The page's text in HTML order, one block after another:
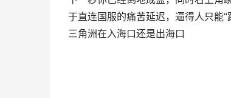
于直连国服的痛苦延迟，逼得人只能
三角洲在入海口还是出海口